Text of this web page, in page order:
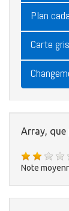
Plan
Carte
Array, que
Note